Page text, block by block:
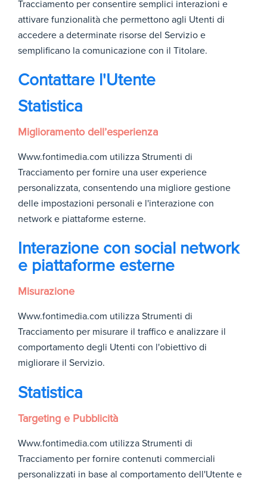
Tracciamento per consentire semplici interazioni e
attivare funzionalità che permettono agli Utenti di
accedere a determinate risorse del Servizio e
semplificano la comunicazione con il Titolare.
Contattare l'Utente
Statistica
Miglioramento dell’esperienza
Www.fontimedia.com utilizza Strumenti di
Tracciamento per fornire una user experience
personalizzata, consentendo una migliore gestione
delle impostazioni personali e l'interazione con
network e piattaforme esterne.
Interazione con social network
e piattaforme esterne
Misurazione
Www.fontimedia.com utilizza Strumenti di
Tracciamento per misurare il traffico e analizzare il
comportamento degli Utenti con l'obiettivo di
migliorare il Servizio.
Statistica
Targeting e Pubblicità
Www.fontimedia.com utilizza Strumenti di
Tracciamento per fornire contenuti commerciali
personalizzati in base al comportamento dell'Utente e